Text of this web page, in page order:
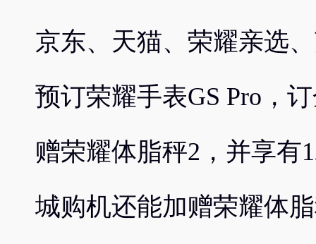
京东、天猫、荣耀亲选
预订荣耀手表GS Pro，
赠荣耀体脂秤2，并享有
城购机还能加赠荣耀体